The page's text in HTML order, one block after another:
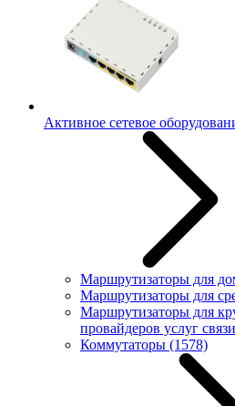
Активное сетевое
Маршрутизаторы для
Маршрутизаторы для
Маршрутизаторы для
провайдеров услуг связи
Коммутаторы (1578)